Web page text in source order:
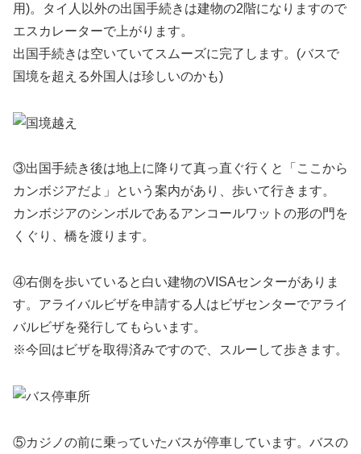
用)。タイ人以外の出国手続きは建物の2階になりますので
エスカレーターで上がります。
出国手続きは空いていてスムーズに完了します。(バスで
国境を超える外国人は珍しいのかも)
③出国手続き後は地上に降りて真っ直ぐ行くと「ここから
カンボジアだよ」という案内があり、歩いて行きます。
カンボジアのシンボルであるアンコールワットの形の門を
くぐり、橋を渡ります。
④右側を歩いていると白い建物のVISAセンターがありま
す。アライバルビザを申請する人はビザセンターでアライ
バルビザを発行してもらいます。
※今回はビザを取得済みですので、スルーして歩きます。
⑤カジノの前に乗っていたバスが停車しています。バスの